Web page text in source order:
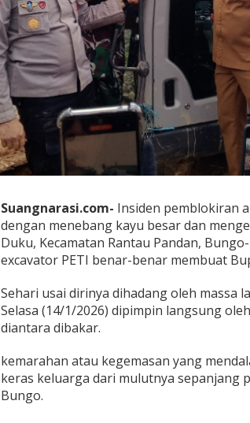
Suangnarasi.com- Insiden pemblokiran
dengan menebang kayu besar dan
Duku, Kecamatan Rantau Pandan,
excavator PETI benar-benar membuat
Sehari usai dirinya dihadang oleh massa
Selasa (14/1/2026) dipimpin langsung
diantara dibakar.
kemarahan atau kegemasan yang
keras keluarga dari mulutnya sepanjang
Bungo.